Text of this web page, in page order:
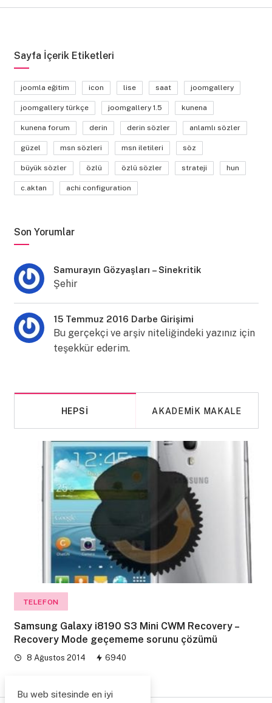
Sayfa İçerik Etiketleri
joomla eğitim icon lise saat joomgallery
joomgallery türkçe joomgallery 1.5 kunena
kunena forum derin derin sözler anlamlı sözler
güzel msn sözleri msn iletileri söz
büyük sözler özlü özlü sözler strateji hun
c.aktan achi configuration
Son Yorumlar
Samurayın Gözyaşları – Sinekritik
Şehir
15 Temmuz 2016 Darbe Girişimi
Bu gerçekçi ve arşiv niteliğindeki yazınız için
teşekkür ederim.
HEPSI AKADEMIK MAKALE
TELEFON
Samsung Galaxy i8190 S3 Mini CWM Recovery –
Recovery Mode geçememe sorunu çözümü
8 Ağustos 2014 6940
Bu web sitesinde en iyi